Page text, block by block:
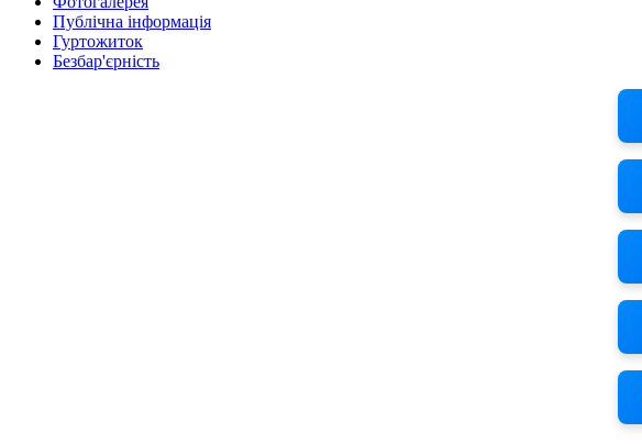
Публічна інформація
Гуртожиток
Безбар'єрність